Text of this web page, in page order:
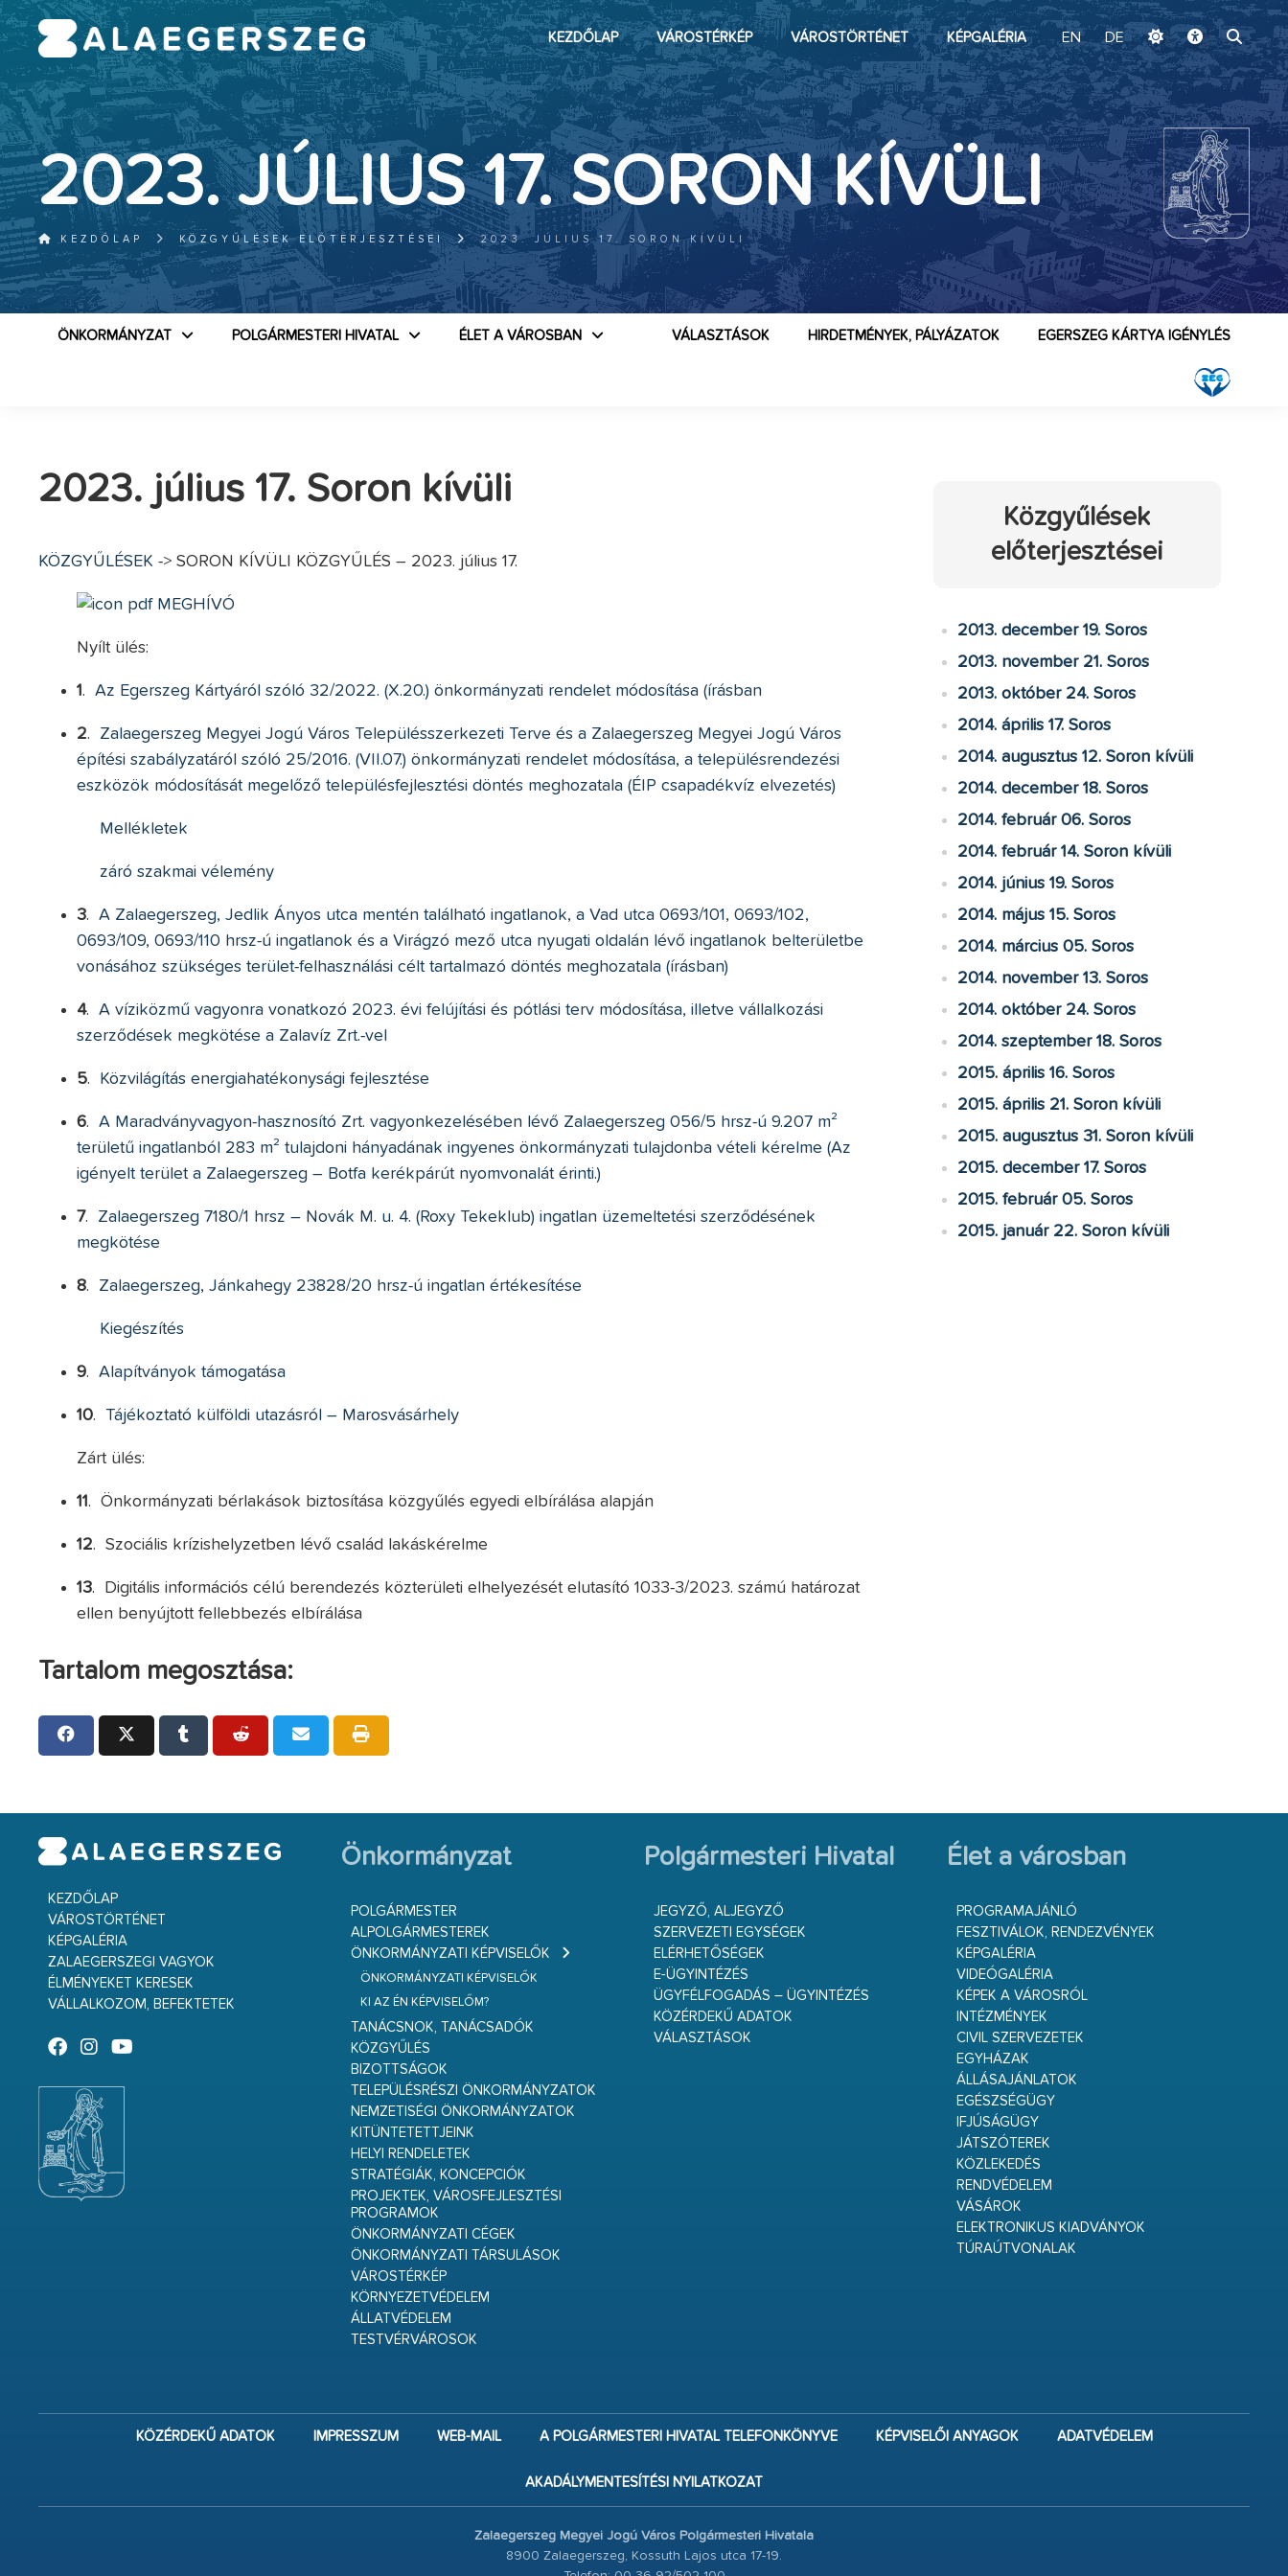
ugrás a fő tartalomhoz
KEZDŐLAP VÁROSTÉRKÉP VÁROSTÖRTÉNET KÉPGALÉRIA EN DE
2023. JÚLIUS 17. SORON KÍVÜLI
KEZDŐLAP KÖZGYŰLÉSEK ELŐTERJESZTÉSEI 2023. JÚLIUS 17. SORON KÍVÜLI
ÖNKORMÁNYZAT POLGÁRMESTERI HIVATAL ÉLET A VÁROSBAN EGERSZEG KÁRTYA IGÉNYLÉS
HIRDETMÉNYEK, PÁLYÁZATOK
VÁLASZTÁSOK
2023. július 17. Soron kívüli
KÖZGYŰLÉSEK -> SORON KÍVÜLI KÖZGYŰLÉS – 2023. július 17.
MEGHÍVÓ
Nyílt ülés:
1. Az Egerszeg Kártyáról szóló 32/2022. (X.20.) önkormányzati rendelet módosítása (írásban
2.
Zalaegerszeg Megyei Jogú Város Településszerkezeti Terve és a Zalaegerszeg Megyei Jogú Város
építési szabályzatáról szóló 25/2016. (VII.07.) önkormányzati rendelet módosítása, a településrendezési
eszközök módosítását megelőző településfejlesztési döntés meghozatala (ÉIP csapadékvíz elvezetés)
Mellékletek
záró szakmai vélemény
3.
A Zalaegerszeg, Jedlik Ányos utca mentén található ingatlanok, a Vad utca 0693/101, 0693/102,
0693/109, 0693/110 hrsz-ú ingatlanok és a Virágzó mező utca nyugati oldalán lévő ingatlanok belterületbe
vonásához szükséges terület-felhasználási célt tartalmazó döntés meghozatala (írásban)
4.
A víziközmű vagyonra vonatkozó 2023. évi felújítási és pótlási terv módosítása, illetve vállalkozási
szerződések megkötése a Zalavíz Zrt.-vel
5. Közvilágítás energiahatékonysági fejlesztése
6.
A Maradványvagyon-hasznosító Zrt. vagyonkezelésében lévő Zalaegerszeg 056/5 hrsz-ú 9.207 m²
területű ingatlanból 283 m² tulajdoni hányadának ingyenes önkormányzati tulajdonba vételi kérelme (Az
igényelt terület a Zalaegerszeg – Botfa kerékpárút nyomvonalát érinti.)
7.
Zalaegerszeg 7180/1 hrsz – Novák M. u. 4. (Roxy Tekeklub) ingatlan üzemeltetési szerződésének
megkötése
8. Zalaegerszeg, Jánkahegy 23828/20 hrsz-ú ingatlan értékesítése
Kiegészítés
9. Alapítványok támogatása
10. Tájékoztató külföldi utazásról – Marosvásárhely
Zárt ülés:
11. Önkormányzati bérlakások biztosítása közgyűlés egyedi elbírálása alapján
12. Szociális krízishelyzetben lévő család lakáskérelme
13. Digitális információs célú berendezés közterületi elhelyezését elutasító 1033-3/2023. számú határozat
ellen benyújtott fellebbezés elbírálása
Tartalom megosztása:
Közgyűlések
előterjesztései
2013. december 19. Soros
2013. november 21. Soros
2013. október 24. Soros
2014. április 17. Soros
2014. augusztus 12. Soron kívüli
2014. december 18. Soros
2014. február 06. Soros
2014. február 14. Soron kívüli
2014. június 19. Soros
2014. május 15. Soros
2014. március 05. Soros
2014. november 13. Soros
2014. október 24. Soros
2014. szeptember 18. Soros
2015. április 16. Soros
2015. április 21. Soron kívüli
2015. augusztus 31. Soron kívüli
2015. december 17. Soros
2015. február 05. Soros
2015. január 22. Soron kívüli
KEZDŐLAP
VÁROSTÖRTÉNET
KÉPGALÉRIA
ZALAEGERSZEGI VAGYOK
ÉLMÉNYEKET KERESEK
VÁLLALKOZOM, BEFEKTETEK
Önkormányzat
POLGÁRMESTER
ALPOLGÁRMESTEREK
ÖNKORMÁNYZATI KÉPVISELŐK
ÖNKORMÁNYZATI KÉPVISELŐK
KI AZ ÉN KÉPVISELŐM?
TANÁCSNOK, TANÁCSADÓK
KÖZGYŰLÉS
BIZOTTSÁGOK
TELEPÜLÉSRÉSZI ÖNKORMÁNYZATOK
NEMZETISÉGI ÖNKORMÁNYZATOK
KITÜNTETETTJEINK
HELYI RENDELETEK
STRATÉGIÁK, KONCEPCIÓK
PROJEKTEK, VÁROSFEJLESZTÉSI
PROGRAMOK
ÖNKORMÁNYZATI CÉGEK
ÖNKORMÁNYZATI TÁRSULÁSOK
VÁROSTÉRKÉP
KÖRNYEZETVÉDELEM
ÁLLATVÉDELEM
TESTVÉRVÁROSOK
Polgármesteri Hivatal
JEGYZŐ, ALJEGYZŐ
SZERVEZETI EGYSÉGEK
ELÉRHETŐSÉGEK
E-ÜGYINTÉZÉS
ÜGYFÉLFOGADÁS – ÜGYINTÉZÉS
KÖZÉRDEKŰ ADATOK
VÁLASZTÁSOK
Élet a városban
PROGRAMAJÁNLÓ
FESZTIVÁLOK, RENDEZVÉNYEK
KÉPGALÉRIA
VIDEÓGALÉRIA
KÉPEK A VÁROSRÓL
INTÉZMÉNYEK
CIVIL SZERVEZETEK
EGYHÁZAK
ÁLLÁSAJÁNLATOK
EGÉSZSÉGÜGY
IFJÚSÁGÜGY
JÁTSZÓTEREK
KÖZLEKEDÉS
RENDVÉDELEM
VÁSÁROK
ELEKTRONIKUS KIADVÁNYOK
TÚRAÚTVONALAK
KÖZÉRDEKŰ ADATOK IMPRESSZUM WEB-MAIL A POLGÁRMESTERI HIVATAL TELEFONKÖNYVE KÉPVISELŐI ANYAGOK ADATVÉDELEM
AKADÁLYMENTESÍTÉSI NYILATKOZAT
Zalaegerszeg Megyei Jogú Város Polgármesteri Hivatala
8900 Zalaegerszeg, Kossuth Lajos utca 17-19.